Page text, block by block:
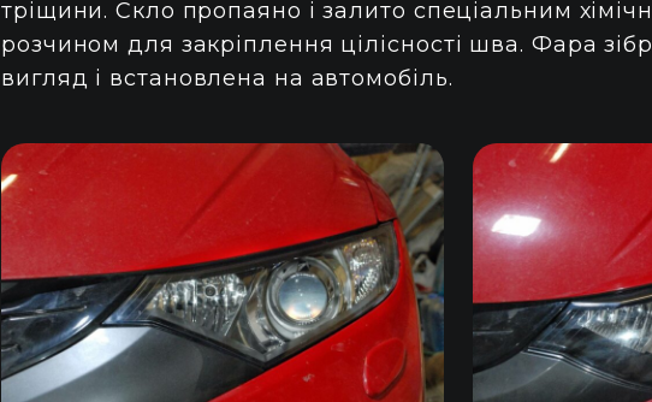
тріщини. Скло пропаяно і залито спеціальним
розчином для закріплення цілісності шва. Фара
вигляд і встановлена на автомобіль.